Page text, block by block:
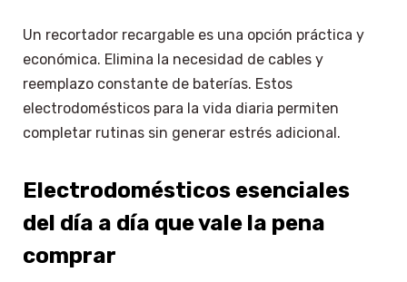
Un recortador recargable es una opción práctica y
económica. Elimina la necesidad de cables y
reemplazo constante de baterías. Estos
electrodomésticos para la vida diaria permiten
completar rutinas sin generar estrés adicional.
Electrodomésticos esenciales
del día a día que vale la pena
comprar